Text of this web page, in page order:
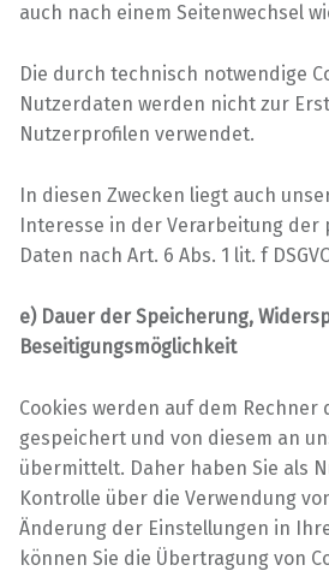
auch nach einem Seitenwechsel
Die durch technisch notwendige
Nutzerdaten werden nicht zur
Nutzerprofilen verwendet.
In diesen Zwecken liegt auch
Interesse in der Verarbeitung der
Daten nach Art. 6 Abs. 1 lit. f
e) Dauer der Speicherung,
Beseitigungsmöglichkeit
Cookies werden auf dem Rechner
gespeichert und von diesem an
übermittelt. Daher haben Sie als
Kontrolle über die Verwendung
Änderung der Einstellungen in
können Sie die Übertragung von